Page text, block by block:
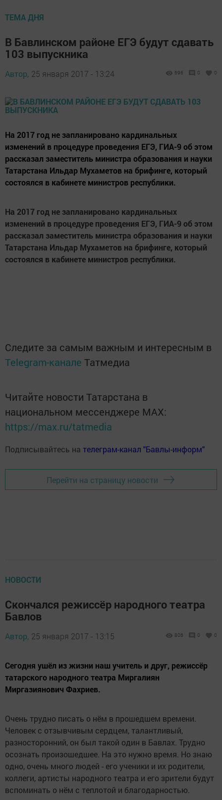
ТЕМА ДНЯ
В Бавлинском районе ЕГЭ будут сдавать
103 выпускника
Автор, 25 января 2017 - 13:24 696 0 0
На 2017 год не запланировано кардинальных
изменений в процедуре проведения ЕГЭ, ГИА-9 об этом
рассказал заместитель министра образования и науки
Татарстана Ильдар Мухаметов на брифинге, который
состоялся в кабинете министров республики.
На 2017 год не запланировано кардинальных
изменений в процедуре проведения ЕГЭ, ГИА-9 об этом
рассказал заместитель министра образования и науки
Татарстана Ильдар Мухаметов на брифинге, который
состоялся в кабинете министров республики.
Следите за самым важным и интересным в
Telegram-канале Татмедиа
Читайте новости Татарстана в
национальном мессенджере MАХ:
https://max.ru/tatmedia
Подписывайтесь на телеграм-канал "Бавлы-информ"
Перейти на страницу новости
НОВОСТИ
Скончался режиссёр народного театра
Бавлов
Автор, 25 января 2017 - 13:15 806 0 0
Сегодня ушёл из жизни наш учитель и друг, режиссёр
татарского народного театра Миргалиян
Миргазиянович Фахриев.
Очень трудно писать о нём в прошедшем времени.
Человек с отзывчивым сердцем, талантливый,
разносторонний, он был такой один в Бавлах. Трудно
осознать произошедшее. На это нужно время. Но знаю
одно, очень много людей - его ученики и их родители,
коллеги, артисты народного театра и его зрители будут
вспоминать о нём с теплотой и благодарностью.